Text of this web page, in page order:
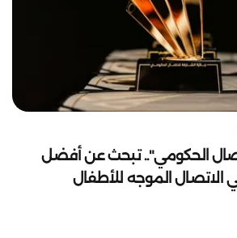
الحكومي".. تبحث عن أفضل
الاتصال الموجه للأطفال